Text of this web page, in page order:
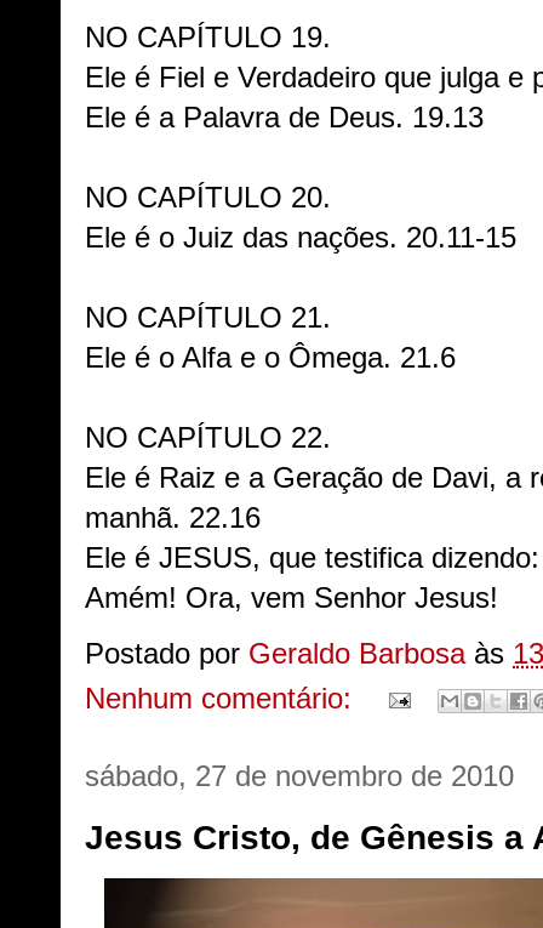
NO CAPÍTULO 19.
Ele é Fiel e Verdadeiro que julga e
Ele é a Palavra de Deus. 19.13
NO CAPÍTULO 20.
Ele é o Juiz das nações. 20.11-15
NO CAPÍTULO 21.
Ele é o Alfa e o Ômega. 21.6
NO CAPÍTULO 22.
Ele é Raiz e a Geração de Davi, a
manhã. 22.16
Ele é JESUS, que testifica
Amém! Ora, vem Senhor Jesus!
Postado por Geraldo Barbosa às
Nenhum comentário:
sábado, 27 de novembro de 2010
Jesus Cristo, de Gênesis a